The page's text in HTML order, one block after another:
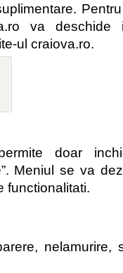
va deschide
ul craiova.ro.
doar
Meniul se va
functionalitati.
nelamurire,